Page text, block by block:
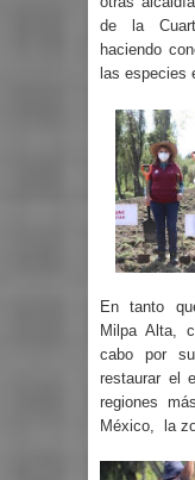
de la
haciendo
las especies
En tanto
Milpa Alta,
cabo por
restaurar el
regiones
México, la